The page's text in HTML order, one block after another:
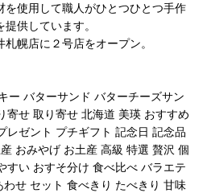
を使用して職人がひとつひとつ手作
供しています。
幌店に２号店をオープン。
ー バターサンド バターチーズサン
寄せ 取り寄せ 北海道 美瑛 おすすめ
レゼント プチギフト 記念日 記念品
おみやげ お土産 高級 特選 贅沢 個
すい おすそ分け 食べ比べ バラエテ
せ セット 食べきり たべきり 甘味